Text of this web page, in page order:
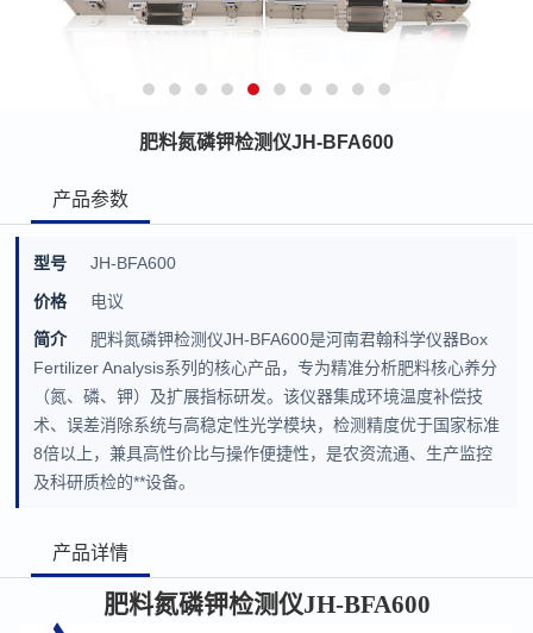
肥料氮磷钾检测仪JH-BFA600
产品参数
型号
JH-BFA600
价格
电议
简介
肥料氮磷钾检测仪JH-BFA600是河南君翰科学仪器Box
Fertilizer Analysis系列的核心产品，专为精准分析肥料核心养分
（氮、磷、钾）及扩展指标研发。该仪器集成环境温度补偿技
术、误差消除系统与高稳定性光学模块，检测精度优于国家标准
8倍以上，兼具高性价比与操作便捷性，是农资流通、生产监控
及科研质检的**设备。
产品详情
肥料氮磷钾检测仪JH-BFA600